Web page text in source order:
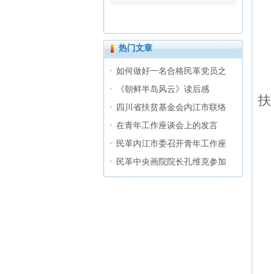
热门文章
如何做好一名合格民革党员之
《朝鲜半岛风云》读后感
四川省扶贫基金会内江市联络
在青年工作座谈会上的发言
民革内江市委召开青年工作座
民革中央画院院长孔维克参加